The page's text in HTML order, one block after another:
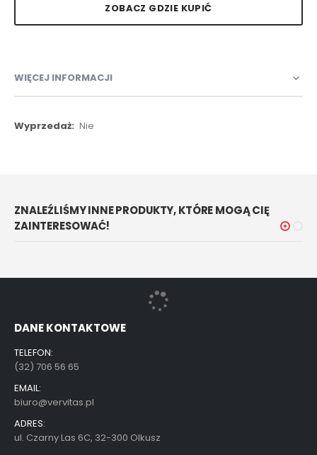
ZOBACZ GDZIE KUPIĆ
WIĘCEJ INFORMACJI
Więcej
Nie
ZNALEŹLIŚMY INNE PRODUKTY, KTÓRE MOGĄ CIĘ
ZAINTERESOWAĆ!
DANE KONTAKTOWE
TELEFON:
(32) 706 56 65
EMAIL:
biuro@vervitas.pl
ADRES:
ul. Czarny Las 6C, 32-300 Olkusz